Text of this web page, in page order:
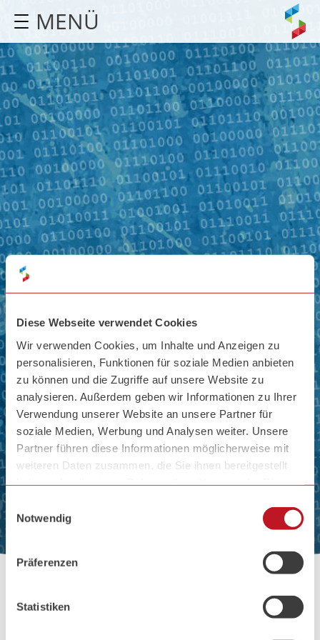
Diese Webseite verwendet Cookies
Wir verwenden Cookies, um Inhalte und Anzeigen zu
personalisieren, Funktionen für soziale Medien anbieten
zu können und die Zugriffe auf unsere Website zu
analysieren. Außerdem geben wir Informationen zu Ihrer
Verwendung unserer Website an unsere Partner für
soziale Medien, Werbung und Analysen weiter. Unsere
Partner führen diese Informationen möglicherweise mit
weiteren Daten zusammen, die Sie ihnen bereitgestellt
Einwilligungsauswahl
Notwendig
Präferenzen
Statistiken
Zum
Inhalt
Zum
Hauptmenü
MENÜ
STARTSEITE
AGENTUR
LEISTUNGEN
REFERENZEN
KONTAKT
Wartung (technisch)